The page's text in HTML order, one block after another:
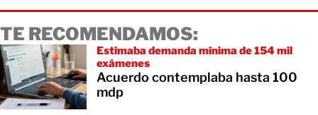
TE RECOMENDAMOS:
Estimaba demanda mínima de 154 mil
exámenes
Acuerdo contemplaba hasta 100
mdp